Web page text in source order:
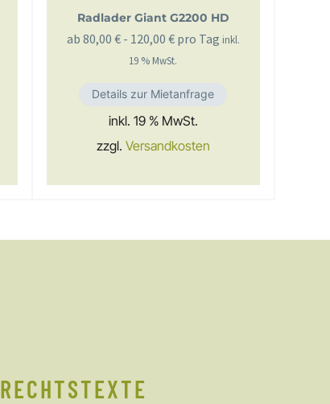
Radlader Giant G2200 HD
ab 80,00 €- 120,00 €pro Tag inkl.
19 % MwSt.
Details zur Mietanfrage
inkl. 19 % MwSt.
zzgl. Versandkosten
RECHTSTEXTE